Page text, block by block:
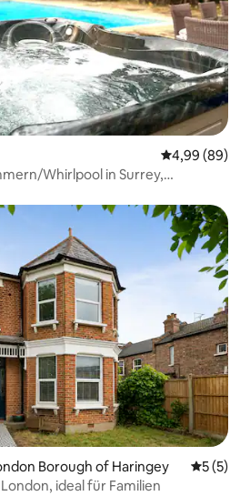
4,99 (89)
Whirlpool in Surrey,
Borough of Haringey
5 (5)
ideal für Familien